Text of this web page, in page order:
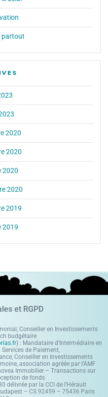
partout
2020
2020
2020
2020
2019
2019
et RGPD
Conseiller en Investissements
budgétaire
) : Mandataire d’Intermédiaire en
de Paiement,
Conseiller en Investissements
association agréée par l’AMF
Immobilier – Transactions sur
de fonds
délivrée par la CCI de l’Hérault
– CS 92459 – 75436 Paris